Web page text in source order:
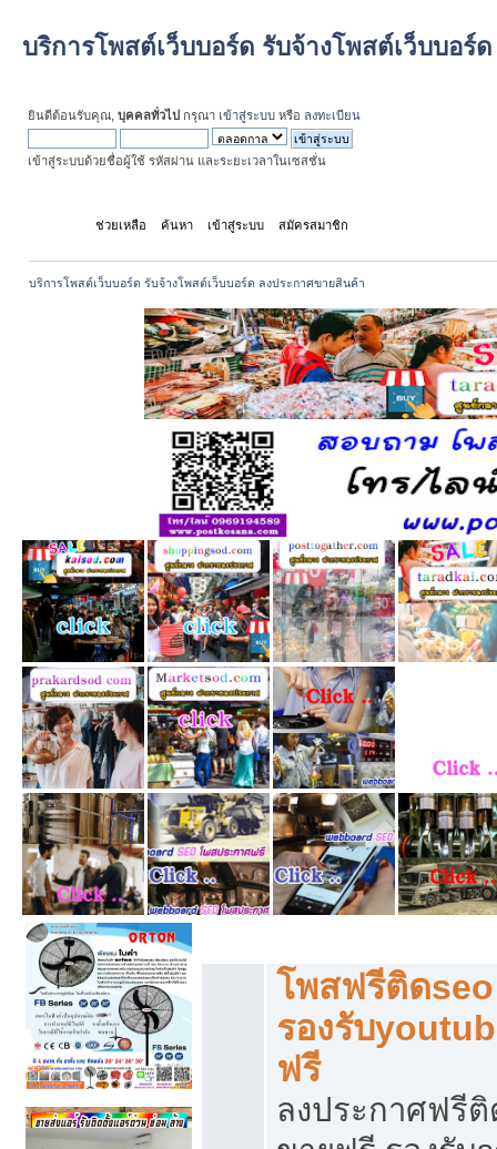
บริการโพสต์เว็บบอร์ด รับจ้างโพสต์เว็บบอร์
ยินดีต้อนรับคุณ, บุคคลทั่วไป กรุณา เข้าสู่ระบบ หรือ ลงทะเบียน
เข้าสู่ระบบด้วยชื่อผู้ใช้ รหัสผ่าน และระยะเวลาในเซสชั่น
ช่วยเหลือ ค้นหา เข้าสู่ระบบ สมัครสมาชิก
บริการโพสต์เว็บบอร์ด รับจ้างโพสต์เว็บบอร์ด ลงประกาศขายสินค้า
โพสฟรีติด
รองรับ
ฟรี
ลงประกาศฟรีติ